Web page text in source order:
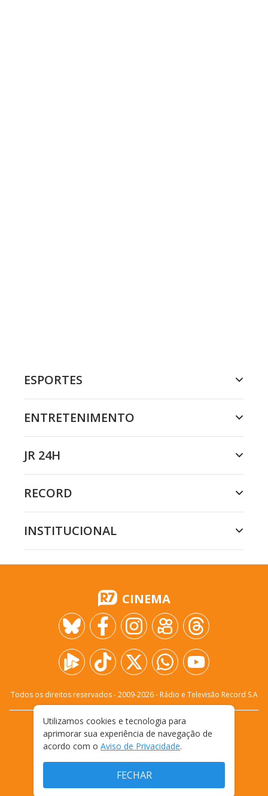
ESPORTES
ENTRETENIMENTO
JR 24H
RECORD
INSTITUCIONAL
CINEMA
Todos os direitos reservados - 2009-2026- Rádio e Televisão Record S.A
FALE CONOSCO
PRIVACIDADE
TERMOS E CONDIÇÕES DE USO
Utilizamos cookies e tecnologia para
aprimorar sua experiência de navegação de
acordo com o Aviso de Privacidade.
FECHAR